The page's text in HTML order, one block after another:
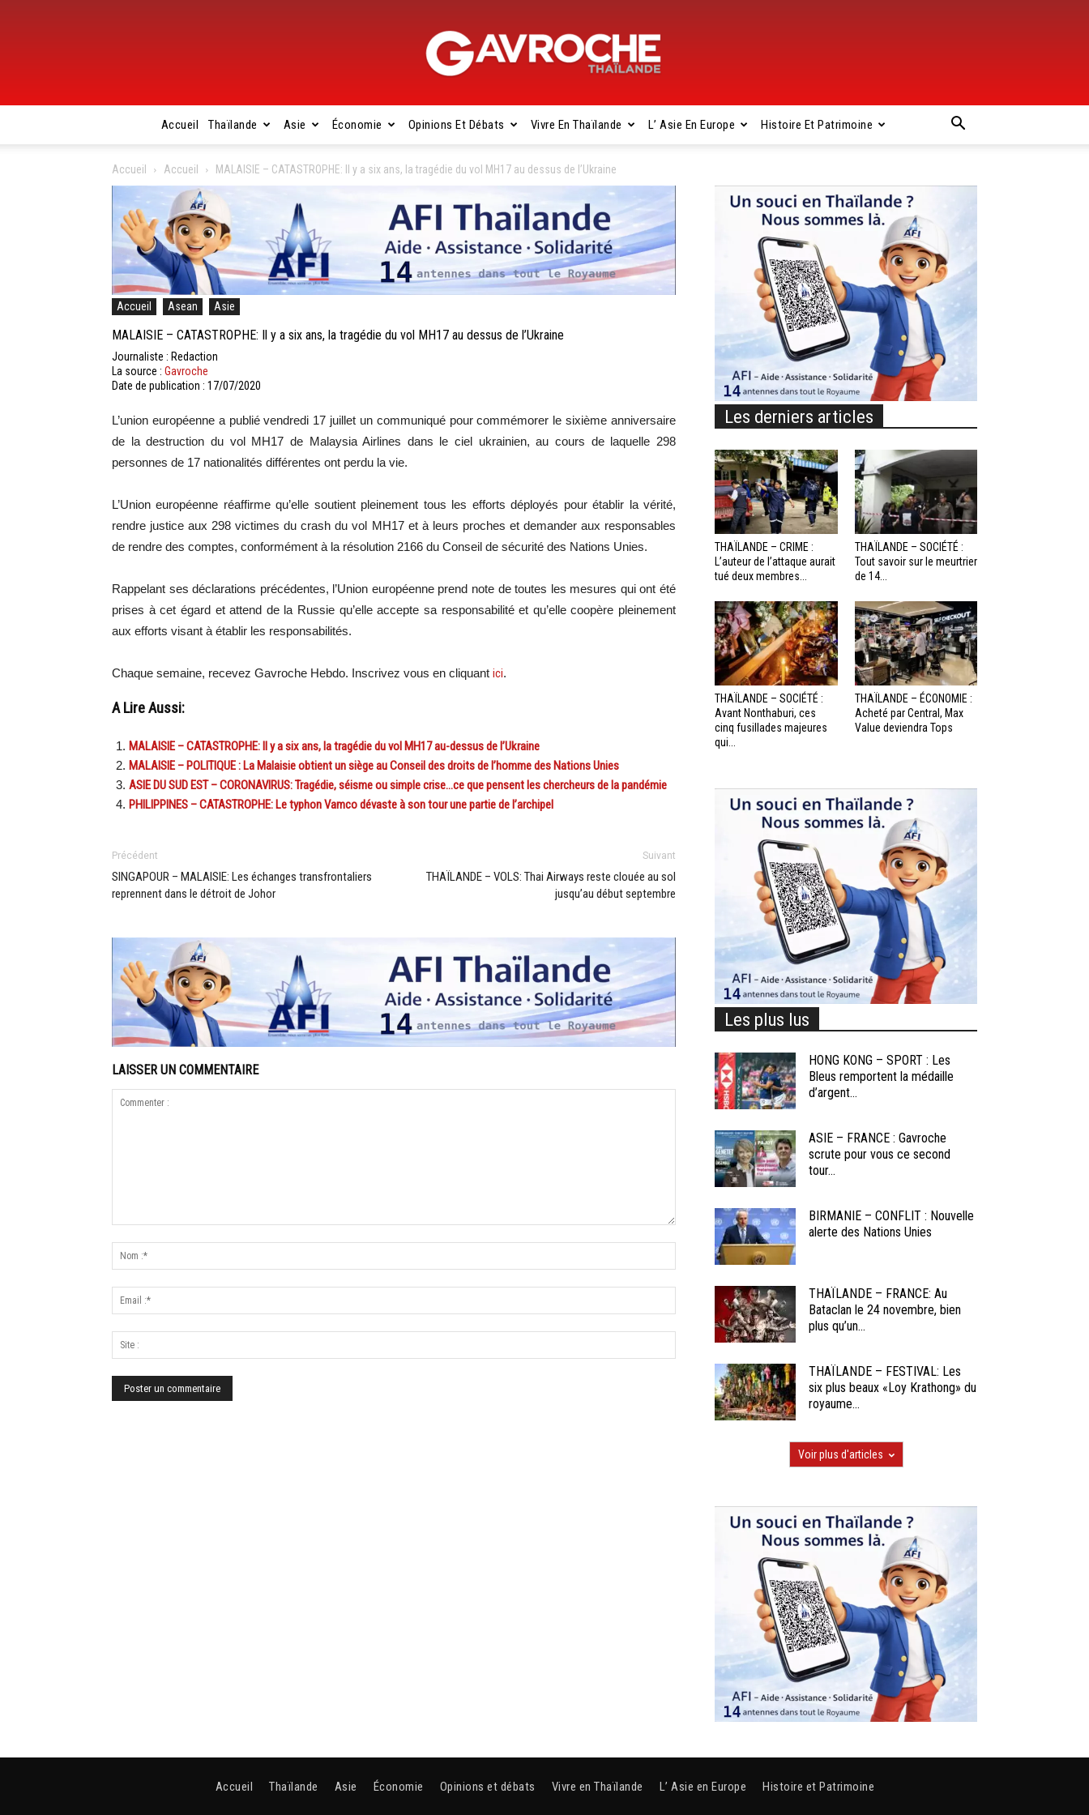
Gavroche
Thaïlande
Accueil Thaïlande Asie Économie Opinions Et Débats Vivre En Thaïlande L’ Asie En Europe Histoire Et Patrimoine
Accueil Accueil MALAISIE – CATASTROPHE: Il y a six ans, la tragédie du vol MH17 au dessus de l’Ukraine
Accueil Asean Asie
MALAISIE – CATASTROPHE: Il y a six ans, la tragédie du vol MH17 au dessus de l’Ukraine
Journaliste : Redaction
La source : Gavroche
Date de publication : 17/07/2020
L’union européenne a publié vendredi 17 juillet un communiqué pour commémorer le sixième anniversaire
de la destruction du vol MH17 de Malaysia Airlines dans le ciel ukrainien, au cours de laquelle 298
personnes de 17 nationalités différentes ont perdu la vie.
L’Union européenne réaffirme qu’elle soutient pleinement tous les efforts déployés pour établir la vérité,
rendre justice aux 298 victimes du crash du vol MH17 et à leurs proches et demander aux responsables
de rendre des comptes, conformément à la résolution 2166 du Conseil de sécurité des Nations Unies.
Rappelant ses déclarations précédentes, l’Union européenne prend note de toutes les mesures qui ont été
prises à cet égard et attend de la Russie qu’elle accepte sa responsabilité et qu’elle coopère pleinement
aux efforts visant à établir les responsabilités.
Chaque semaine, recevez Gavroche Hebdo. Inscrivez vous en cliquant ici.
A Lire Aussi:
MALAISIE – CATASTROPHE: Il y a six ans, la tragédie du vol MH17 au-dessus de l’Ukraine
MALAISIE – POLITIQUE : La Malaisie obtient un siège au Conseil des droits de l’homme des Nations Unies
ASIE DU SUD EST – CORONAVIRUS: Tragédie, séisme ou simple crise…ce que pensent les chercheurs de la pandémie
PHILIPPINES – CATASTROPHE: Le typhon Vamco dévaste à son tour une partie de l’archipel
Précédent
SINGAPOUR – MALAISIE: Les échanges transfrontaliers
reprennent dans le détroit de Johor
Suivant
THAÏLANDE – VOLS: Thai Airways reste clouée au sol
jusqu’au début septembre
LAISSER UN COMMENTAIRE
Les derniers articles
THAÏLANDE – CRIME :
L’auteur de l’attaque aurait
tué deux membres...
THAÏLANDE – SOCIÉTÉ :
Tout savoir sur le meurtrier
de 14...
THAÏLANDE – SOCIÉTÉ :
Avant Nonthaburi, ces
cinq fusillades majeures
qui...
THAÏLANDE – ÉCONOMIE :
Acheté par Central, Max
Value deviendra Tops
Les plus lus
HONG KONG – SPORT : Les
Bleus remportent la médaille
d’argent...
ASIE – FRANCE : Gavroche
scrute pour vous ce second
tour...
BIRMANIE – CONFLIT : Nouvelle
alerte des Nations Unies
THAÏLANDE – FRANCE: Au
Bataclan le 24 novembre, bien
plus qu’un...
THAÏLANDE – FESTIVAL: Les
six plus beaux «Loy Krathong» du
royaume...
Voir plus d'articles
Accueil Thaïlande Asie Économie Opinions et débats Vivre en Thaïlande L’ Asie en Europe Histoire et Patrimoine